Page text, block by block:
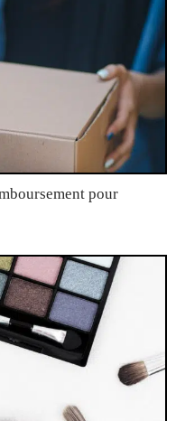
pour